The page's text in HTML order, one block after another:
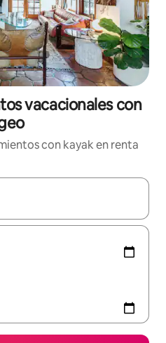
vacacionales con
con kayak en renta
disponibles, podrás navegar